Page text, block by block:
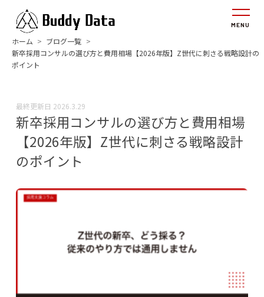
ホーム
ブログ一覧
新卒採用コンサルの選び方と費用相場【2026年版】Z世代に刺さる戦略設計の
ポイント
最終更新日 2026.3.29
新卒採用コンサルの選び方と費用相場
【2026年版】Z世代に刺さる戦略設計
のポイント